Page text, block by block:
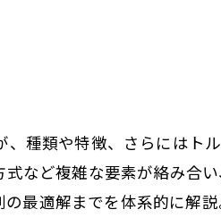
、種類や特徴、さらにはト
など複雑な要素が絡み合
最適解までを体系的に解